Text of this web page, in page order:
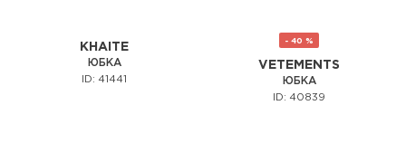
KHAITE
ЮБКА
ID: 41441
- 40 %
VETEMENTS
ЮБКА
ID: 40839